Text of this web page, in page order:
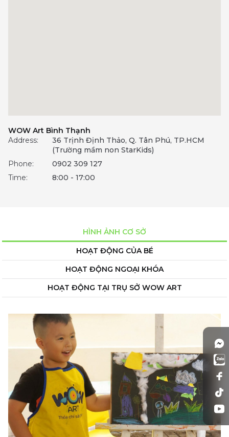
WOW Art Bình Thạnh
Address:
36 Trịnh Định Thảo, Q. Tân Phú, TP.HCM
(Trường mầm non StarKids)
Phone:
0902 309 127
Time:
8:00 - 17:00
HÌNH ẢNH CƠ SỞ
HOẠT ĐỘNG CỦA BÉ
HOẠT ĐỘNG NGOẠI KHÓA
HOẠT ĐỘNG TẠI TRỤ SỞ WOW ART